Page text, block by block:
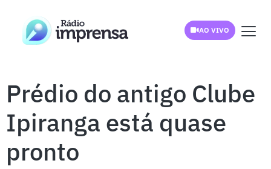
AO VIVO
Prédio do antigo Clube
Ipiranga está quase
pronto